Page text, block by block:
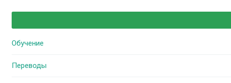
Обучение
Переводы